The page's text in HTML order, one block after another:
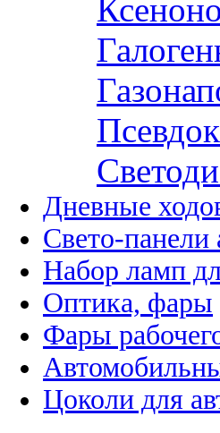
Дневные
Свето-панели
Набор ламп
Оптика, фары
Фары
Цоколи для